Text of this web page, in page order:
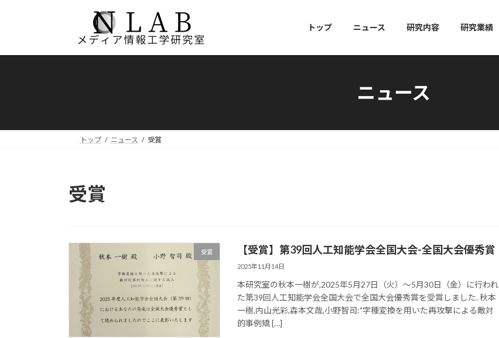
プ
動
トップ ニュース 研究内容 研究業績
ニュース
トップ ニュース 受賞
受賞
受賞 【受賞】第39回人工知能学会全国大会-全国大会優秀賞
2025年11月14日
本研究室の秋本一樹が,2025年5月27日（火）～5月30日（金）に行われ
た第39回人工知能学会全国大会で全国大会優秀賞を受賞しました. 秋本
一樹,内山光彩,森本文哉,小野智司:"字種変換を用いた再攻撃による敵対
的事例矯 […]